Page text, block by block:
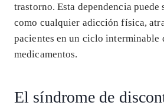
trastorno. Esta dependencia puede
como cualquier adicción física,
pacientes en un ciclo interminable
medicamentos.
El síndrome de